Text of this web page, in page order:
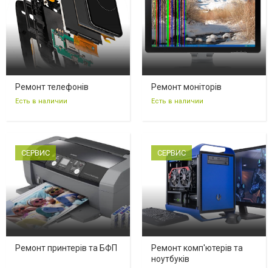
Ремонт телефонів
Есть в наличии
Ремонт моніторів
Есть в наличии
СЕРВИС
Ремонт принтерів та БФП
СЕРВИС
Ремонт комп'ютерів та
ноутбуків